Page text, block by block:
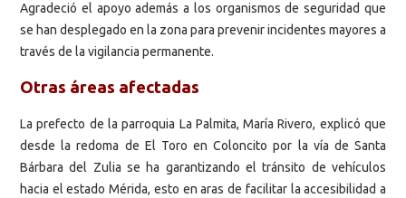
Agradeció el apoyo además a los organismos de seguridad que
se han desplegado en la zona para prevenir incidentes mayores a
través de la vigilancia permanente.
Otras áreas afectadas
La prefecto de la parroquia La Palmita, María Rivero, explicó que
desde la redoma de El Toro en Coloncito por la vía de Santa
Bárbara del Zulia se ha garantizando el tránsito de vehículos
hacia el estado Mérida, esto en aras de facilitar la accesibilidad a